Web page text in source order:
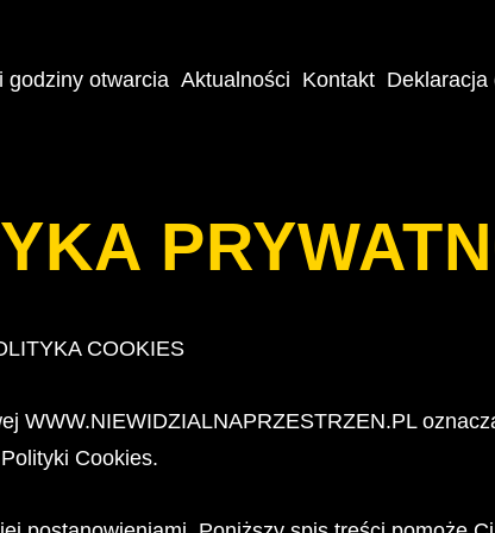
godziny otwarcia Aktualności. strona otwiera się w
Kontakt Deklaracja
COOKIES
WWW.NIEWIDZIALNAPRZESTRZEN.PL
Cookies.